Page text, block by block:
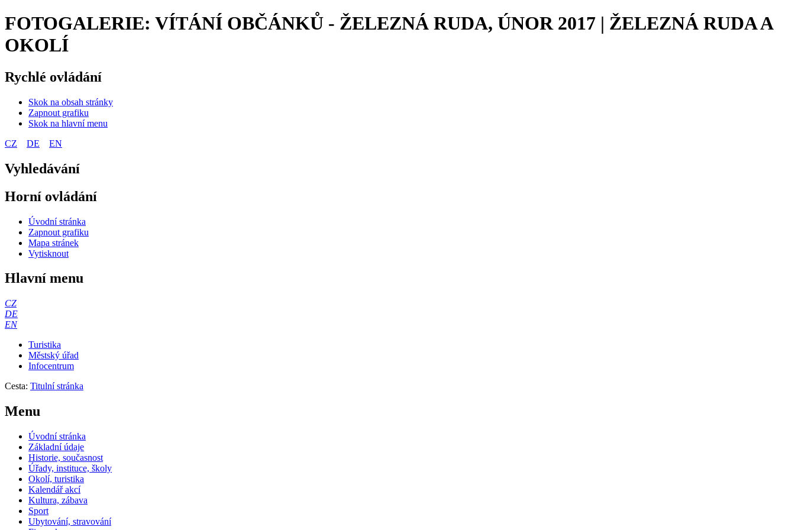
FOTOGALERIE: VÍTÁNÍ OBČÁNKŮ - ŽELEZNÁ RUDA, ÚNOR 2017 | ŽELEZNÁ RUDA A
OKOLÍ
Rychlé ovládání
Skok na obsah stránky
Zapnout grafiku
Skok na hlavní menu
CZ
DE EN
Vyhledávání
Horní ovládání
Úvodní stránka
Zapnout grafiku
Mapa stránek
Vytisknout
Hlavní menu
CZ
DE
EN
Turistika
Městský úřad
Infocentrum
Cesta: Titulní stránka
Menu
Úvodní stránka
Základní údaje
Historie, současnost
Úřady, instituce, školy
Okolí, turistika
Kalendář akcí
Kultura, zábava
Sport
Ubytování, stravování